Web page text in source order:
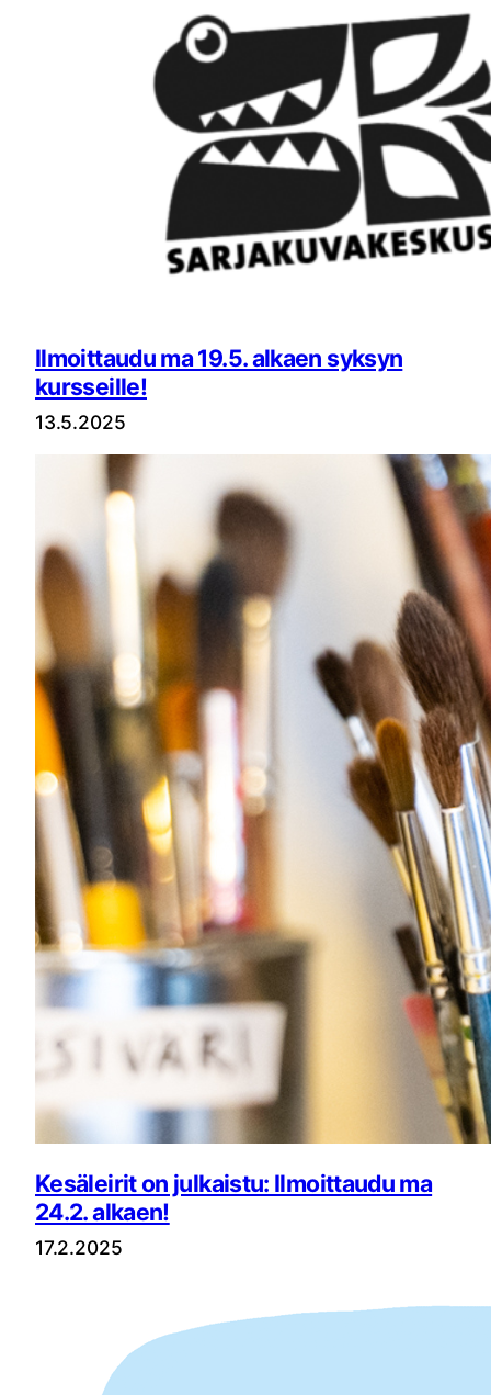
Ilmoittaudu ma 19.5. alkaen syksyn
kursseille!
13.5.2025
Kesäleirit on julkaistu: Ilmoittaudu ma
24.2. alkaen!
17.2.2025